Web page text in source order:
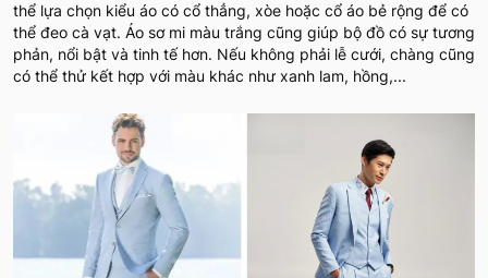
thể lựa chọn kiểu áo có cổ thẳng, xòe hoặc cổ áo bẻ rộng để có
thể đeo cà vạt. Áo sơ mi màu trắng cũng giúp bộ đồ có sự tương
phản, nổi bật và tinh tế hơn. Nếu không phải lễ cưới, chàng cũng
có thể thử kết hợp với màu khác như xanh lam, hồng,...